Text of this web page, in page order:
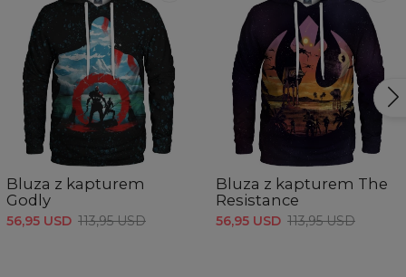
Bluza z kapturem
Godly
56,95 USD 113,95 USD
Bluza z kapturem The
Resistance
56,95 USD 113,95 USD